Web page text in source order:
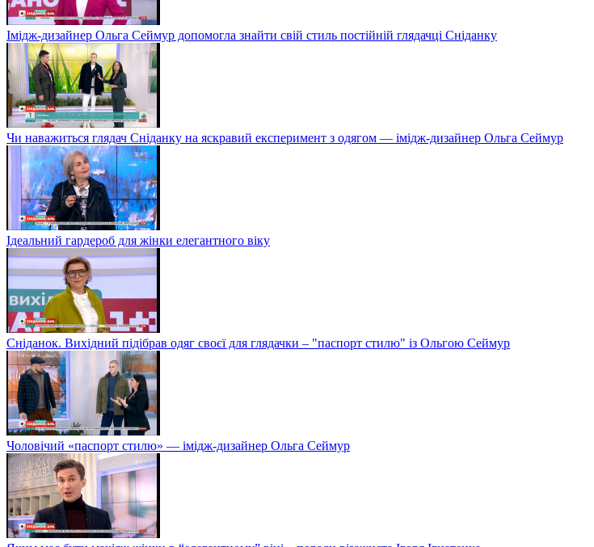
Імідж-дизайнер Ольга Сеймур допомогла знайти свій стиль постійній глядачці Сніданку
Чи наважиться глядач Сніданку на яскравий експеримент з одягом — імідж-дизайнер Ольга Сеймур
Ідеальний гардероб для жінки елегантного віку
Сніданок. Вихідний підібрав одяг своєї для глядачки – "паспорт стилю" із Ольгою Сеймур
Чоловічий «паспорт стилю» — імідж-дизайнер Ольга Сеймур